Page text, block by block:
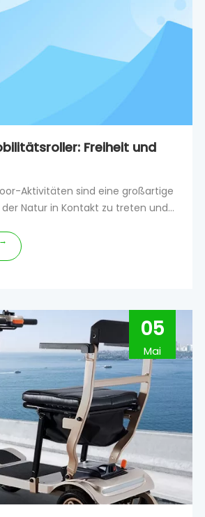
Freiheit und
Aktivitäten sind eine großartige
Natur in Kontakt zu treten und
mit eingeschränkter
jedoch eine Herausforderung sein,
→
05
Mai